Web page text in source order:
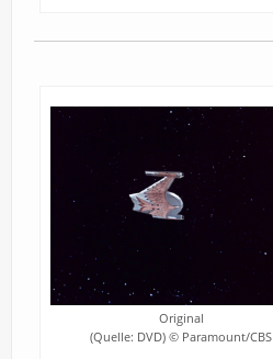
Original
(Quelle: DVD) © Paramount/CBS